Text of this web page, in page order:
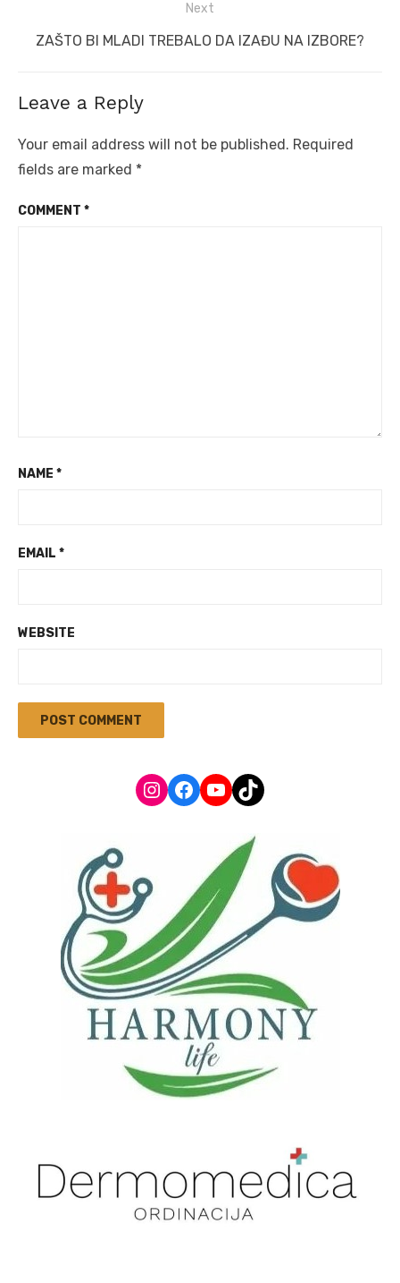
Next
Next
ZAŠTO BI MLADI TREBALO DA IZAĐU NA IZBORE?
Leave a Reply
Your email address will not be published. Required
fields are marked *
COMMENT *
NAME *
EMAIL *
WEBSITE
Instagram
Facebook
YouTube
TikTok